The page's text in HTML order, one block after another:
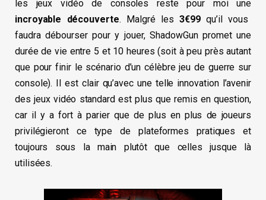
les jeux vidéo de consoles reste pour moi une
incroyable découverte. Malgré les 3€99qu’il vous
faudra débourser pour y jouer, ShadowGun promet une
durée de vie entre 5 et 10 heures (soit à peu près autant
que pour finir le scénario d’un célèbre jeu de guerre sur
console). Il est clair qu’avec une telle innovation l’avenir
des jeux vidéo standard est plus que remis en question,
car il y a fort à parier que de plus en plus de joueurs
privilégieront ce type de plateformes pratiques et
toujours sous la main plutôt que celles jusque là
utilisées.